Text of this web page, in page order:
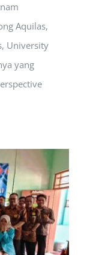
Aquilas,
University
yang